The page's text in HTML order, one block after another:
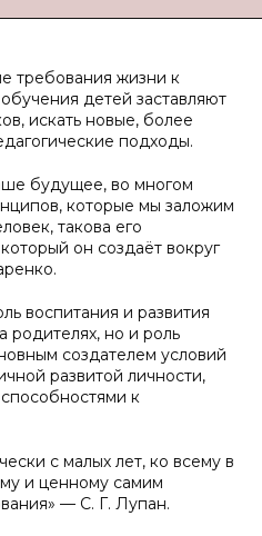
требования жизни к
детей заставляют
искать новые, более
подходы.
будущее, во многом
которые мы заложим
такова его
он создаёт вокруг
воспитания и развития
родителях, но и роль
создателем условий
развитой личности,
к
с малых лет, ко всему в
и ценному самим
— С. Г. Лупан.